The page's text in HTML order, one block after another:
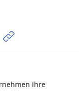
teilen
E-Mail teilen
Link zum Teilen
ihre